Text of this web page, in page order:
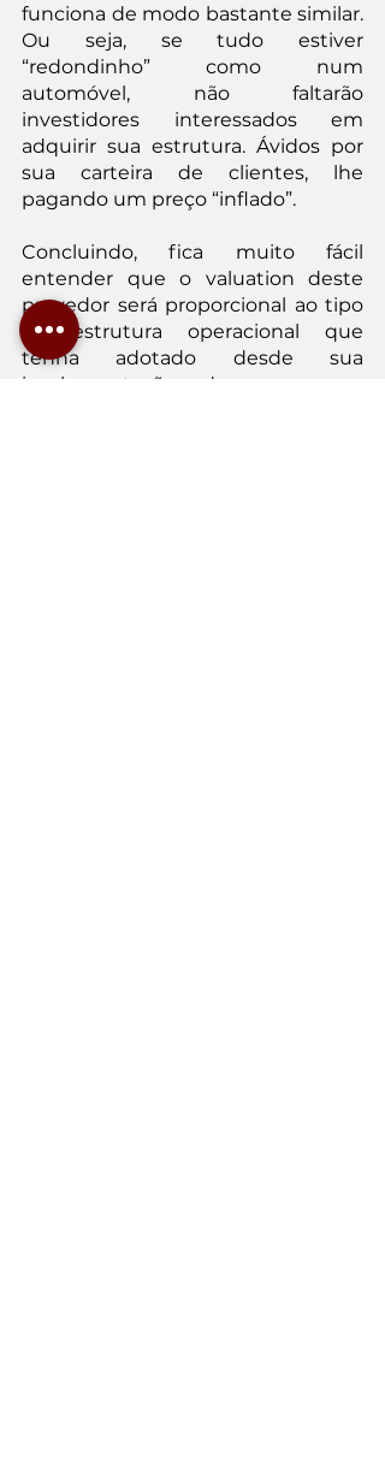
funciona de modo bastante similar.
Ou seja, se tudo estiver
“redondinho” como num
automóvel, não faltarão
investidores interessados em
adquirir sua estrutura. Ávidos por
sua carteira de clientes, lhe
pagando um preço “inflado”.
Concluindo, fica muito fácil
entender que o valuation deste
provedor será proporcional ao tipo
de estrutura operacional que
tenha adotado desde sua
implementação e de seu processo